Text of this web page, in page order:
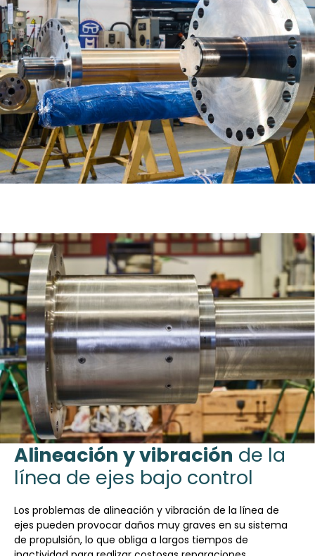
Alineación y vibración de la
línea de ejes bajo control
Los problemas de alineación y vibración de la línea de
ejes pueden provocar daños muy graves en su sistema
de propulsión, lo que obliga a largos tiempos de